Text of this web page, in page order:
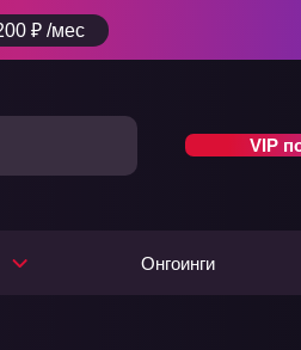
₽ /мес
VIP
Онгоинги